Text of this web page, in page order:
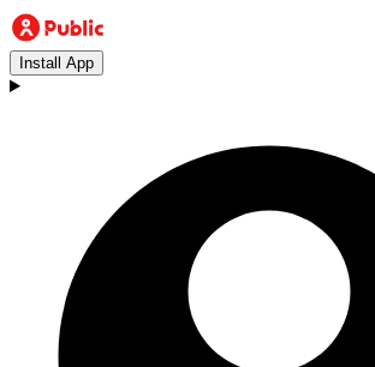
Install App